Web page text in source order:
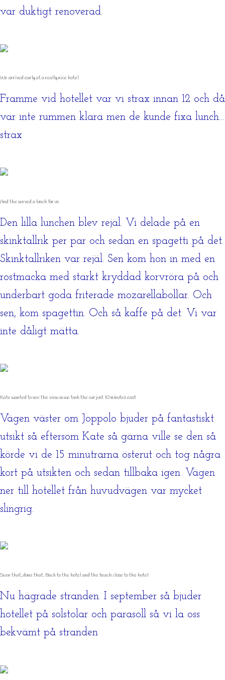
var duktigt renoverad.
We arrived early at a really nice hotel
Framme vid hotellet var vi strax innan 12 och då
var inte rummen klara men de kunde fixa lunch…
strax
And the served a lunch for us
Den lilla lunchen blev rejäl. Vi delade på en
skinktallrik per par och sedan en spagetti på det.
Skinktallriken var rejäl. Sen kom hon in med en
rostmacka med starkt kryddad korvröra på och
underbart goda friterade mozarellabollar. Och
sen, kom spagettin. Och så kaffe på det. Vi var
inte dåligt mätta.
Kate wanted to see the view so we took the car just 10 minutes east
Vägen väster om Joppolo bjuder på fantastiskt
utsikt så eftersom Kate så gärna ville se den så
körde vi de 15 minutrarna österut och tog några
kort på utsikten och sedan tillbaka igen. Vägen
ner till hotellet från huvudvägen var mycket
slingrig.
Seen that, done that. Back to the hotel and the beach close to the hotel
Nu hägrade stranden. I september så bjuder
hotellet på solstolar och parasoll så vi la oss
bekvämt på stranden